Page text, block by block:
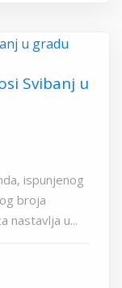
Svibanj u
ispunjenog
broja
nastavlja u...